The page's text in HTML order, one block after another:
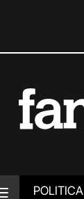
POLITICA